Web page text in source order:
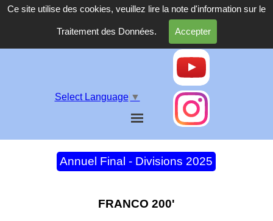
Ce site utilise des cookies, veuillez lire la note d'information sur le
Traitement des Données. Accepter
Select Language ▼
Annuel Final - Divisions 2025
FRANCO 200'